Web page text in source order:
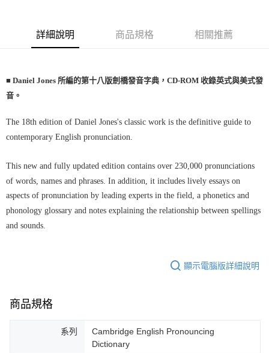
每筆NT$160
詳細說明 商品規格 相關推薦
■ Daniel Jones 所編的第十八版劍橋發音字典，CD-ROM 收錄英式與美式發
音。
The 18th edition of Daniel Jones's classic work is the definitive guide to
contemporary English pronunciation.
This new and fully updated edition contains over 230,000 pronunciations
of words, names and phrases. In addition, it includes lively essays on
aspects of pronunciation by leading experts in the field, a phonetics and
phonology glossary and notes explaining the relationship between spellings
and sounds.
顯示電腦版詳細說明
商品規格
系列
Cambridge English Pronouncing
Dictionary